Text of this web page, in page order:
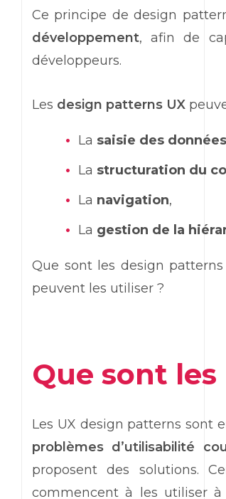
Ce principe de design
développement, afin de
développeurs.
Les design patterns UX
La saisie des données
La structuration du
La navigation,
La gestion de la
Que sont les design
peuvent les utiliser ?
Que sont
Les UX design patterns sont
problèmes d’utilisabilité
proposent des solutions.
commencent à les utiliser à